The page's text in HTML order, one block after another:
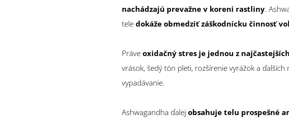
nachádzajú prevažne v koreni rastliny.
tele dokáže obmedziť záškodnícku činnosť
Práve oxidačný stres je jednou z
vrások, šedý tón pleti, rozšírenie vyrážok a
vypadávanie.
Ashwagandha ďalej obsahuje telu prospešné